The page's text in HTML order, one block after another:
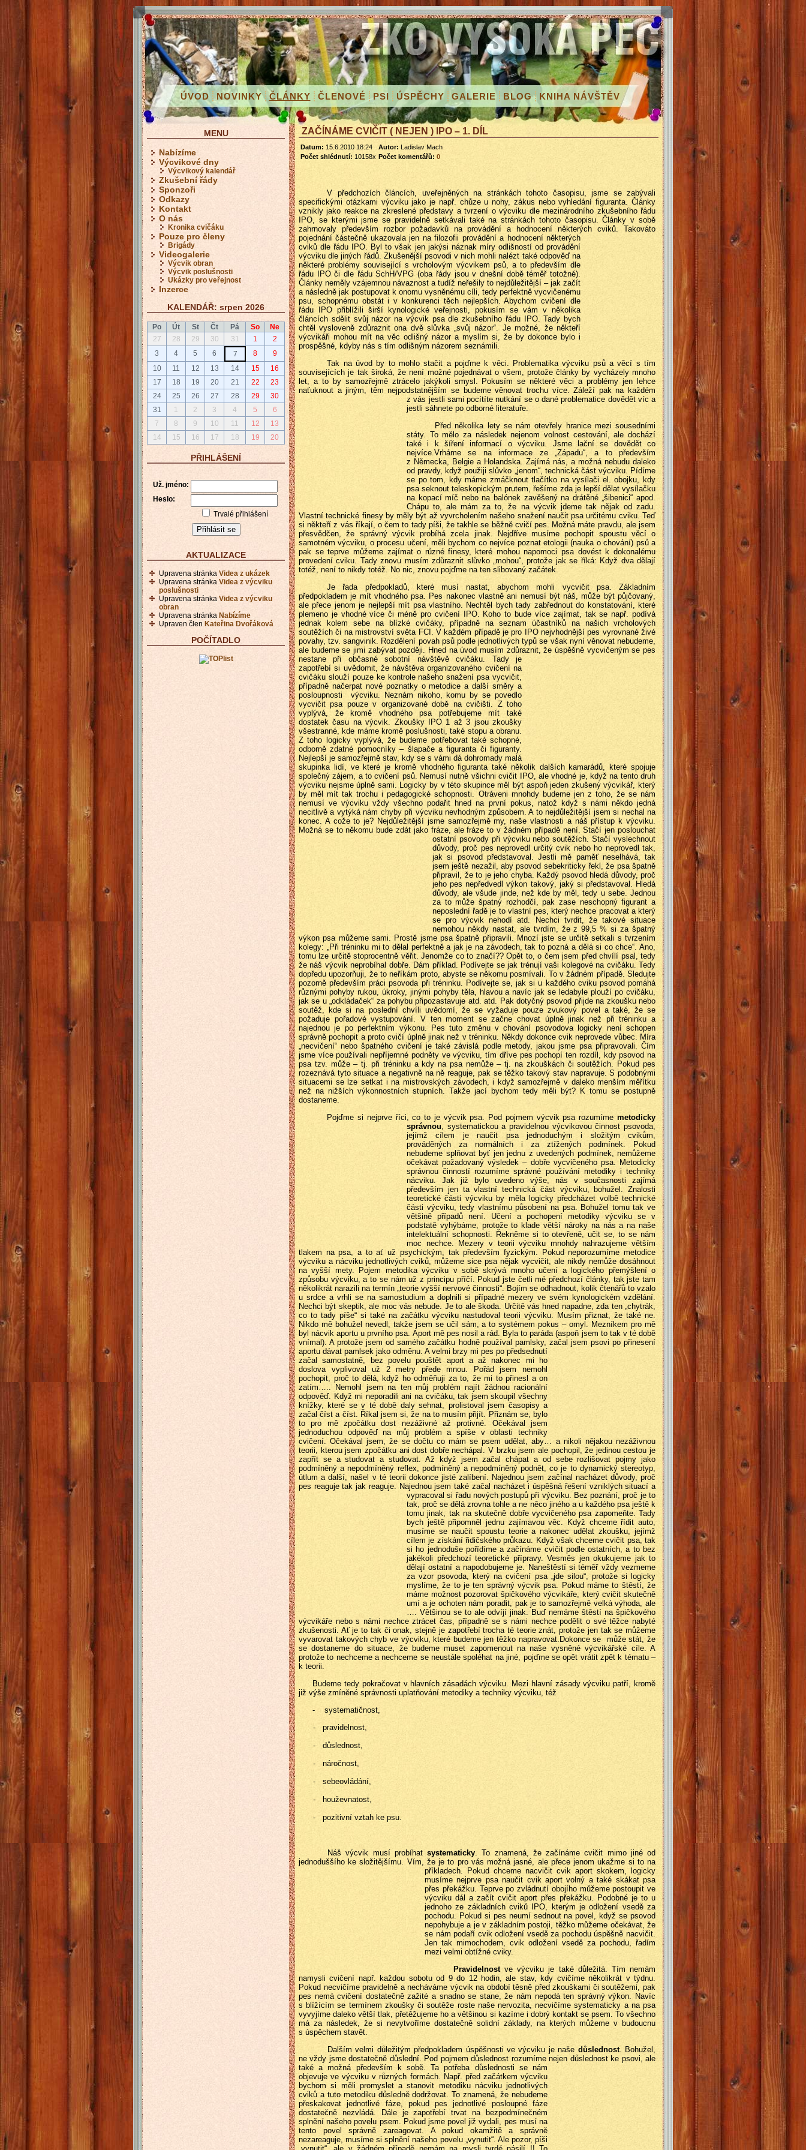
ÚVOD NOVINKY ČLÁNKY ČLENOVÉ PSI ÚSPĚCHY GALERIE BLOG KNIHA NÁVŠTĚV
ZAČÍNÁME CVIČIT ( NEJEN ) IPO – 1. DÍL
Datum: 15.6.2010 18:24 Autor: Ladislav Mach
Počet shlédnutí: 10158x Počet komentářů: 0
V předchozích článcích, uveřejněných na stránkách tohoto časopisu, jsme se zabývali
specifickými otázkami výcviku jako je např. chůze u nohy, zákus nebo vyhledání figuranta. Články
vznikly jako reakce na zkreslené představy a tvrzení o výcviku dle mezinárodního zkušebního řádu
IPO, se kterými jsme se pravidelně setkávali také na stránkách tohoto časopisu. Články v sobě
zahrnovaly především rozbor požadavků na provádění a hodnocení některých cviků. Takováto
pojednání částečně ukazovala jen nafilozofii provádění a hodnocení některých
cviků dle řádu IPO. Byl to však jen jakýsi náznak míry odlišností od provádění
výcviku dle jiných řádů. Zkušenější psovodi v nich mohli nalézt také odpověď na
některé problémy související s vrcholovým výcvikem psů, a to především dle
řádu IPO či dle řádu SchH/VPG (oba řády jsou v dnešní době téměř totožné).
Články neměly vzájemnou návaznost a tudíž neřešily to nejdůležitější – jak začít
a následně jak postupovat k onomu vysněnému cíli, tedy perfektně vycvičenému
psu, schopnému obstát i v konkurenci těch nejlepších. Abychom cvičení dle
řádu IPO přiblížili širší kynologické veřejnosti, pokusím se vám v několika
článcích sdělit svůj názor na výcvik psa dle zkušebního řádu IPO. Tady bych
chtěl vysloveně zdůraznit ona dvě slůvka „svůj názor“. Je možné, že někteří
výcvikáři mohou mít na věc odlišný názor a myslím si, že by dokonce bylo i
prospěšné, kdyby nás s tím odlišným názorem seznámili.
Tak na úvod by to mohlo stačit a pojďme k věci. Problematika výcviku psů a věcí s tím
souvisejících je tak široká, že není možné pojednávat o všem, protože články by vycházely mnoho
let, a to by samozřejmě ztrácelo jakýkoli smysl. Pokusím se některé věci a problémy jen lehce
naťuknout a jiným, těm nejpodstatnějším se budeme věnovat trochu více. Záleží pak na každém
z vás jestli sami pocítíte nutkání se o dané problematice dovědět víc a
jestli sáhnete po odborné literatuře.
Před několika lety se nám otevřely hranice mezi sousedními
státy. To mělo za následek nejenom volnost cestování, ale dochází
také i k šíření informací o výcviku. Jsme lační se dovědět co
nejvíce.Vrháme se na informace ze „Západu“, a to především
z Německa, Belgie a Holandska. Zajímá nás, a možná nebudu daleko
od pravdy, když použiji slůvko „jenom“, technická část výcviku. Pídíme
se po tom, kdy máme zmáčknout tlačítko na vysílači el. obojku, kdy
psa seknout teleskopickým prutem, řešíme zda je lepší dělat vysílačku
na kopací míč nebo na balónek zavěšený na drátěné „šibenici“ apod.
Chápu to, ale mám za to, že na výcvik jdeme tak nějak od zadu.
Vlastní technické finesy by měly být až vyvrcholením našeho snažení naučit psa určitému cviku. Teď
si někteří z vás říkají, o čem to tady píši, že takhle se běžně cvičí pes. Možná máte pravdu, ale jsem
přesvědčen, že správný výcvik probíhá zcela jinak. Nejdříve musíme pochopit spoustu věcí o
samotném výcviku, o procesu učení, měli bychom co nejvíce poznat etologii (nauka o chování) psů a
pak se teprve můžeme zajímat o různé finesy, které mohou napomoci psa dovést k dokonalému
provedení cviku. Tady znovu musím zdůraznit slůvko „mohou“, protože jak se říká: Když dva dělají
totéž, není to nikdy totéž. No nic, znovu pojďme na ten slibovaný začátek.
Je řada předpokladů, které musí nastat, abychom mohli vycvičit psa. Základním
předpokladem je mít vhodného psa. Pes nakonec vlastně ani nemusí být náš, může být půjčovaný,
ale přece jenom je nejlepší mít psa vlastního. Nechtěl bych tady zabřednout do konstatování, které
plemeno je vhodné více či méně pro cvičení IPO. Koho to bude více zajímat, tak se např. podívá
jednak kolem sebe na blízké cvičáky, případně na seznam účastníků na našich vrcholových
soutěžích či na mistrovství světa FCI. V každém případě je pro IPO nejvhodnější pes vyrovnané živé
povahy, tzv. sangvinik. Rozdělení povah psů podle jednotlivých typů se však nyní věnovat nebudeme,
ale budeme se jimi zabývat později. Hned na úvod musím zdůraznit, že úspěšně vycvičeným se pes
nestane při občasné sobotní návštěvě cvičáku. Tady je
zapotřebí si uvědomit, že návštěva organizovaného cvičení na
cvičáku slouží pouze ke kontrole našeho snažení psa vycvičit,
případně načerpat nové poznatky o metodice a další směry a
posloupnosti výcviku. Neznám nikoho, komu by se povedlo
vycvičit psa pouze v organizované době na cvičišti. Z toho
vyplývá, že kromě vhodného psa potřebujeme mít také
dostatek času na výcvik. Zkoušky IPO 1 až 3 jsou zkoušky
všestranné, kde máme kromě poslušnosti, také stopu a obranu.
Z toho logicky vyplývá, že budeme potřebovat také schopné,
odborně zdatné pomocníky – šlapače a figuranta či figuranty.
Nejlepší je samozřejmě stav, kdy se s vámi dá dohromady malá
skupinka lidí, ve které je kromě vhodného figuranta také několik dalších kamarádů, které spojuje
společný zájem, a to cvičení psů. Nemusí nutně všichni cvičit IPO, ale vhodné je, když na tento druh
výcviku nejsme úplně sami. Logicky by v této skupince měl být aspoň jeden zkušený výcvikář, který
by měl mít tak trochu i pedagogické schopnosti. Otráveni mnohdy budeme jen z toho, že se nám
nemusí ve výcviku vždy všechno podařit hned na první pokus, natož když s námi někdo jedná
necitlivě a vytýká nám chyby při výcviku nevhodným způsobem. A to nejdůležitější jsem si nechal na
konec. A cože to je? Nejdůležitější jsme samozřejmě my, naše vlastnosti a náš přístup k výcviku.
Možná se to někomu bude zdát jako fráze, ale fráze to v žádném případě není. Stačí jen poslouchat
ostatní psovody při výcviku nebo soutěžích. Stačí vyslechnout
důvody, proč pes neprovedl určitý cvik nebo ho neprovedl tak,
jak si psovod představoval. Jestli mě paměť neselhává, tak
jsem ještě nezažil, aby psovod sebekriticky řekl, že psa špatně
připravil, že to je jeho chyba. Každý psovod hledá důvody, proč
jeho pes nepředvedl výkon takový, jaký si představoval. Hledá
důvody, ale všude jinde, než kde by měl, tedy u sebe. Jednou
za to může špatný rozhodčí, pak zase neschopný figurant a
neposlední řadě je to vlastní pes, který nechce pracovat a který
se pro výcvik nehodí atd. Nechci tvrdit, že takové situace
nemohou někdy nastat, ale tvrdím, že z 99,5 % si za špatný
výkon psa můžeme sami. Prostě jsme psa špatně připravili. Mnozí jste se určitě setkali s tvrzením
kolegy: „Při tréninku mi to dělal perfektně a jak je na závodech, tak to pozná a dělá si co chce“. Ano,
tomu lze určitě stoprocentně věřit. Jenomže co to značí?? Opět to, o čem jsem před chvílí psal, tedy
že náš výcvik neprobíhal dobře. Dám příklad. Podívejte se jak trénují vaši kolegové na cvičáku. Tedy
dopředu upozorňuji, že to neříkám proto, abyste se někomu posmívali. To v žádném případě. Sledujte
pozorně především práci psovoda při tréninku. Podívejte se, jak si u každého cviku psovod pomáhá
různými pohyby rukou, úkroky, jinými pohyby těla, hlavou a navíc jak se ledabyle plouží po cvičáku,
jak se u „odkládaček“ za pohybu připozastavuje atd. atd. Pak dotyčný psovod přijde na zkoušku nebo
soutěž, kde si na poslední chvíli uvědomí, že se vyžaduje pouze zvukový povel a také, že se
požaduje pořadové vystupování. V ten moment se začne chovat úplně jinak než při tréninku a
najednou je po perfektním výkonu. Pes tuto změnu v chování psovodova logicky není schopen
správně pochopit a proto cvičí úplně jinak než v tréninku. Někdy dokonce cvik neprovede vůbec. Míra
„necvičení“ nebo špatného cvičení je také závislá podle metody, jakou jsme psa připravovali. Čím
jsme více používali nepříjemné podněty ve výcviku, tím dříve pes pochopí ten rozdíl, kdy psovod na
psa tzv. může – tj. při tréninku a kdy na psa nemůže – tj. na zkouškách či soutěžích. Pokud pes
rozeznává tyto situace a negativně na ně reaguje, pak se těžko takový stav napravuje. S podobnými
situacemi se lze setkat i na mistrovských závodech, i když samozřejmě v daleko menším měřítku
než na nižších výkonnostních stupních. Takže jací bychom tedy měli být? K tomu se postupně
dostaneme.
Pojďme si nejprve říci, co to je výcvik psa. Pod pojmem výcvik psa rozumíme metodicky
správnou
systematickou a pravidelnou výcvikovou činnost psovoda,
jejímž cílem je naučit psa jednoduchým i složitým cvikům,
prováděných za normálních i za ztížených podmínek. Pokud
nebudeme splňovat byť jen jednu z uvedených podmínek, nemůžeme
očekávat požadovaný výsledek – dobře vycvičeného psa. Metodicky
správnou činností rozumíme správné používání metodiky i techniky
nácviku. Jak již bylo uvedeno výše, nás v současnosti zajímá
především jen ta vlastní technická část výcviku, bohužel. Znalosti
teoretické části výcviku by měla logicky předcházet volbě technické
části výcviku, tedy vlastnímu působení na psa. Bohužel tomu tak ve
většině případů není. Učení a pochopení metodiky výcviku se v
podstatě vyhýbáme, protože to klade větší nároky na nás a na naše
intelektuální schopnosti. Řekněme si to otevřeně, učit se, to se nám
moc nechce. Mezery v teorii výcviku mnohdy nahrazujeme větším
tlakem na psa, a to ať už psychickým, tak především fyzickým. Pokud neporozumíme metodice
výcviku a nácviku jednotlivých cviků, můžeme sice psa nějak vycvičit, ale nikdy nemůže dosáhnout
na vyšší mety. Pojem metodika výcviku v sobě skrývá mnoho učení a logického přemýšlení o
způsobu výcviku, a to se nám už z principu příčí. Pokud jste četli mé předchozí články, tak jste tam
několikrát narazili na termín „teorie vyšší nervové činnosti“. Bojím se odhadnout, kolik čtenářů to vzalo
u srdce a vrhli se na samostudium a doplnili si případné mezery ve svém kynologickém vzdělání.
Nechci být skeptik, ale moc vás nebude. Je to ale škoda. Určitě vás hned napadne, zda ten „chytrák,
co to tady píše“ si také na začátku výcviku nastudoval teorii výcviku. Musím přiznat, že také ne.
Nikdo mě bohužel nevedl, takže jsem se učil sám, a to systémem pokus – omyl. Mezníkem pro mě
byl nácvik aportu u prvního psa. Aport mě pes nosil a rád. Byla to paráda (aspoň jsem to tak v té době
vnímal). A protože jsem od samého začátku hodně používal pamlsky, začal jsem psovi po přinesení
aportu dávat pamlsek jako odměnu. A velmi brzy mi pes po předsednutí
začal samostatně, bez povelu pouštět aport a až nakonec mi ho
doslova vyplivoval už 2 metry přede mnou. Pořád jsem nemohl
pochopit, proč to dělá, když ho odměňuji za to, že mi to přinesl a on
zatím….. Nemohl jsem na ten můj problém najít žádnou racionální
odpověď. Když mi neporadili ani na cvičáku, tak jsem skoupil všechny
knížky, které se v té době daly sehnat, prolistoval jsem časopisy a
začal číst a číst. Říkal jsem si, že na to musím přijít. Přiznám se, bylo
to pro mě zpočátku dost nezáživné až protivné. Očekával jsem
jednoduchou odpověď na můj problém a spíše v oblasti techniky
cvičení. Očekával jsem, že se dočtu co mám se psem udělat, aby… a nikoli nějakou nezáživnou
teorii, kterou jsem zpočátku ani dost dobře nechápal. V brzku jsem ale pochopil, že jedinou cestou je
zapřít se a studovat a studovat. Až když jsem začal chápat a od sebe rozlišovat pojmy jako
podmíněný a nepodmíněný reflex, podmíněný a nepodmíněný podnět, co je to dynamický stereotyp,
útlum a další, našel v té teorii dokonce jisté zalíbení. Najednou jsem začínal nacházet důvody, proč
pes reaguje tak jak reaguje. Najednou jsem také začal nacházet i úspěšná řešení vzniklých situací a
vypracoval si řadu nových postupů při výcviku. Bez poznání, proč je to
tak, proč se dělá zrovna tohle a ne něco jiného a u každého psa ještě k
tomu jinak, tak na skutečně dobře vycvičeného psa zapomeňte. Tady
bych ještě připomněl jednu zajímavou věc. Když chceme řídit auto,
musíme se naučit spoustu teorie a nakonec udělat zkoušku, jejímž
cílem je získání řidičského průkazu. Když však chceme cvičit psa, tak
si ho jednoduše pořídíme a začínáme cvičit podle ostatních, a to bez
jakékoli předchozí teoretické přípravy. Vesměs jen okukujeme jak to
dělají ostatní a napodobujeme je. Naneštěstí si téměř vždy vezmeme
za vzor psovoda, který na cvičení psa „jde silou“, protože si logicky
myslíme, že to je ten správný výcvik psa. Pokud máme to štěstí, že
máme možnost pozorovat špičkového výcvikáře, který cvičit skutečně
umí a je ochoten nám poradit, pak je to samozřejmě velká výhoda, ale
…. Většinou se to ale odvíjí jinak. Buď nemáme štěstí na špičkového
výcvikáře nebo s námi nechce ztrácet čas, případně se s námi nechce podělit o své těžce nabyté
zkušenosti. Ať je to tak či onak, stejně je zapotřebí trocha té teorie znát, protože jen tak se můžeme
vyvarovat takových chyb ve výcviku, které budeme jen těžko napravovat.Dokonce se může stát, že
se dostaneme do situace, že budeme muset zapomenout na naše vysněné výcvikářské cíle. A
protože to nechceme a nechceme se neustále spoléhat na jiné, pojďme se opět vrátit zpět k tématu –
k teorii.
Budeme tedy pokračovat v hlavních zásadách výcviku. Mezi hlavní zásady výcviku patří, kromě
již výše zmíněné správnosti uplatňování metodiky a techniky výcviku, též
- systematičnost,
-
pravidelnost,
-
důslednost,
-
náročnost,
-
sebeovládání,
-
houževnatost,
-
pozitivní vztah ke psu.
Náš výcvik musí probíhat systematicky . To znamená, že začínáme cvičit mimo jiné od
jednoduššího ke složitějšímu. Vím, že je to pro vás možná jasné, ale přece jenom ukažme si to na
příkladech. Pokud chceme nacvičit cvik aport skokem, logicky
musíme nejprve psa naučit cvik aport volný a také skákat psa
přes překážku. Teprve po zvládnutí obojího můžeme postoupit ve
výcviku dál a začít cvičit aport přes překážku. Podobné je to u
jednoho ze základních cviků IPO, kterým je odložení vsedě za
pochodu. Pokud si pes neumí sednout na povel, když se psovod
nepohybuje a je v základním postoji, těžko můžeme očekávat, že
se nám podaří cvik odložení vsedě za pochodu úspěšně nacvičit.
Jen tak mimochodem, cvik odložení vsedě za pochodu, řadím
mezi velmi obtížné cviky.
Pravidelnostve výcviku je také důležitá. Tím nemám
namysli cvičení např. každou sobotu od 9 do 12 hodin, ale stav, kdy cvičíme několikrát v týdnu.
Pokud necvičíme pravidelně a necháváme výcvik na období těsně před zkouškami či soutěžemi, pak
pes nemá cvičení dostatečně zažité a snadno se stane, že nám nepodá ten správný výkon. Navíc
s blížícím se termínem zkoušky či soutěže roste naše nervozita, necvičíme systematicky a na psa
vyvyjíme daleko větší tlak, přetěžujeme ho a většinou si kazíme i dobrý kontakt se psem. To všechno
má za následek, že si nevytvoříme dostatečně solidní základy, na kterých můžeme v budoucnu
s úspěchem stavět.
Dalším velmi důležitým předpokladem úspěšnosti ve výcviku je naše důslednost. Bohužel,
ne vždy jsme dostatečně důslední. Pod pojmem důslednost rozumíme nejen důslednost ke psovi, ale
také a možná především k sobě. Ta potřeba důslednosti se nám
objevuje ve výcviku v různých formách. Např. před začátkem výcviku
bychom si měli promyslet a stanovit metodiku nácviku jednotlivých
cviků a tuto metodiku důsledně dodržovat. To znamená, že nebudeme
přeskakovat jednotlivé fáze, pokud pes jednotlivé posloupné fáze
dostatečně nezvládá. Dále je zapotřebí trvat na bezpodmínečném
splnění našeho povelu psem. Pokud jsme povel již vydali, pes musí na
tento povel správně zareagovat. A pokud okamžitě a správně
nezareaguje, musíme si splnění našeho povelu „vynutit“. Ale pozor, píši
MENU
Nabízíme
Výcvikové dny
Výcvikový kalendář
Zkušební řády
Sponzoři
Odkazy
Kontakt
O nás
Kronika cvičáku
Pouze pro členy
Brigády
Videogalerie
Výcvik obran
Výcvik poslušnosti
Ukázky pro veřejnost
Inzerce
KALENDÁŘ: srpen 2026
Po Út St Čt Pá So
Ne
27
28 29 30 31 1
2
3
4 5 6 7 8
9
10
11 12 13 14 15
16
17
18 19 20 21 22
23
24
25 26 27 28 29
30
31
1 2 3 4 5
6
7
8 9 10 11 12
13
14
15 16 17 18 19 20
PŘIHLÁŠENÍ
Už. jméno:
Heslo:
Trvalé přihlášení
AKTUALIZACE
Upravena stránka Videa z ukázek
Upravena stránka Videa z výcviku
poslušnosti
Upravena stránka Videa z výcviku
obran
Upravena stránka Nabízíme
Upraven člen Kateřina Dvořáková
POČÍTADLO